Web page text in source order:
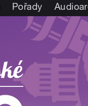
Pořady